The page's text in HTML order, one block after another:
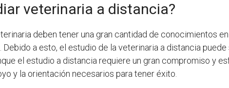
veterinaria a distancia?
deben tener una gran cantidad de conocimientos
a esto, el estudio de la veterinaria a distancia
el estudio a distancia requiere un gran compromiso y
y la orientación necesarios para tener éxito.